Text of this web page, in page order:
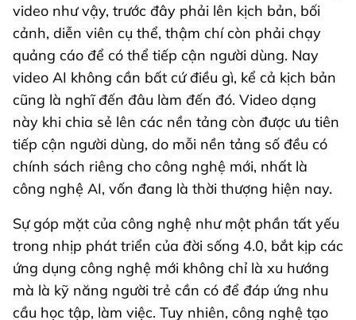
video như vậy, trước đây phải lên kịch bản, bối
cảnh, diễn viên cụ thể, thậm chí còn phải chạy
quảng cáo để có thể tiếp cận người dùng. Nay
video AI không cần bất cứ điều gì, kể cả kịch bản
cũng là nghĩ đến đâu làm đến đó. Video dạng
này khi chia sẻ lên các nền tảng còn được ưu tiên
tiếp cận người dùng, do mỗi nền tảng số đều có
chính sách riêng cho công nghệ mới, nhất là
công nghệ AI, vốn đang là thời thượng hiện nay.
Sự góp mặt của công nghệ như một phần tất yếu
trong nhịp phát triển của đời sống 4.0, bắt kịp các
ứng dụng công nghệ mới không chỉ là xu hướng
mà là kỹ năng người trẻ cần có để đáp ứng nhu
cầu học tập, làm việc. Tuy nhiên, công nghệ tạo